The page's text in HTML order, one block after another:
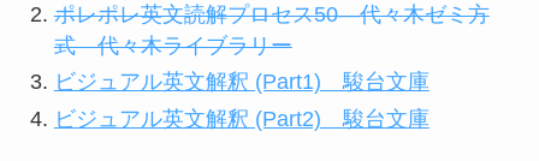
ポレポレ英文読解プロセス50―代々木ゼミ方
式 代々木ライブラリー
ビジュアル英文解釈 (Part1) 駿台文庫
ビジュアル英文解釈 (Part2) 駿台文庫